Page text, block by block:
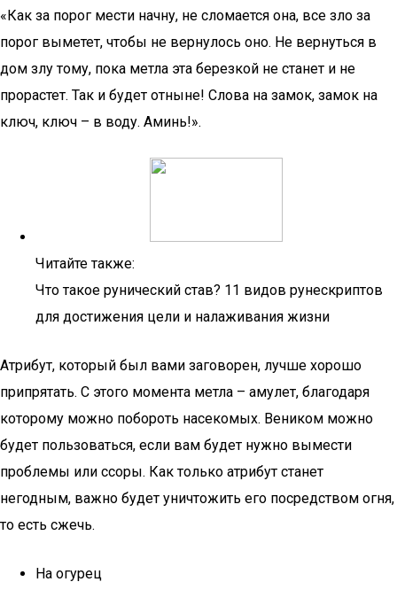
«Как за порог мести начну, не сломается она, все зло за
порог выметет, чтобы не вернулось оно. Не вернуться в
дом злу тому, пока метла эта березкой не станет и не
прорастет. Так и будет отныне! Слова на замок, замок на
ключ, ключ – в воду. Аминь!».
Читайте также:
Что такое рунический став? 11 видов рунескриптов
для достижения цели и налаживания жизни
Атрибут, который был вами заговорен, лучше хорошо
припрятать. С этого момента метла – амулет, благодаря
которому можно побороть насекомых. Веником можно
будет пользоваться, если вам будет нужно вымести
проблемы или ссоры. Как только атрибут станет
негодным, важно будет уничтожить его посредством огня,
то есть сжечь.
На огурец